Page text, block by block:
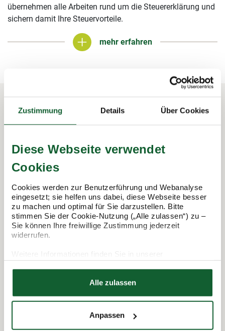
Zustimmung Details Über Cookies
Diese Webseite verwendet
Cookies
Cookies werden zur Benutzerführung und Webanalyse
eingesetzt; sie helfen uns dabei, diese Webseite besser
zu machen und optimal für Sie darzustellen. Bitte
stimmen Sie der Cookie-Nutzung („Alle zulassen“) zu –
Sie können Ihre freiwillige Zustimmung jederzeit
widerrufen.
Datenschutzerklärung
Hier finden Sie unser
Alle zulassen
Anpassen
übernehmen alle Arbeiten rund um die Steuererklärung und
sichern damit Ihre Steuervorteile.
mehr erfahren
mehr erfahren
In 3 Schritten zur Steuererklärung.
Termin vereinbaren